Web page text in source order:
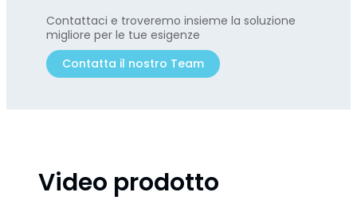
Contattaci e troveremo insieme la soluzione
migliore per le tue esigenze
Contatta il nostro Team
Video prodotto